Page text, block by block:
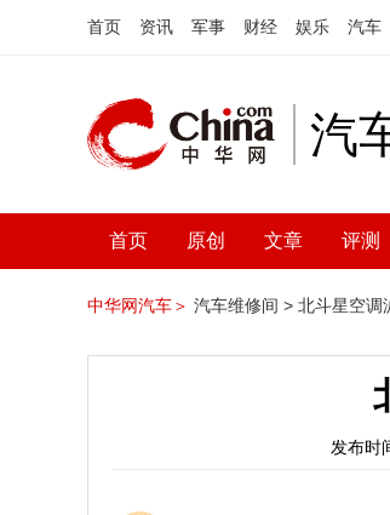
首页 资讯 军事 财经 娱乐 汽车
汽
首页 原创 文章 评测
中华网汽车＞ 汽车维修间 > 北斗星空调
发布时